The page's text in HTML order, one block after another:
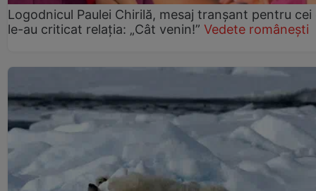
Logodnicul Paulei Chirilă, mesaj tranșant pentru cei
le-au criticat relația: „Cât venin!” Vedete românești